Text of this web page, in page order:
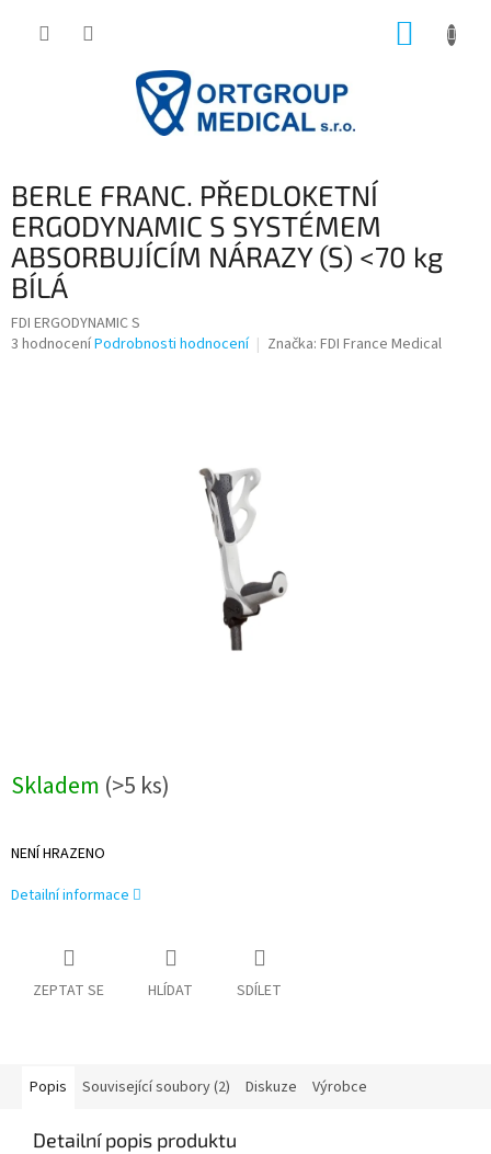
BERLE FRANC. PŘEDLOKETNÍ
ERGODYNAMIC S SYSTÉMEM
ABSORBUJÍCÍM NÁRAZY (S) <70 kg
BÍLÁ
FDI ERGODYNAMIC S
Průměrné
3 hodnoceníPodrobnosti hodnocení Značka: FDI France Medical
Skladem (>5 ks)
NENÍ HRAZENO
Detailní informace
ZEPTAT SE HLÍDAT SDÍLET
Popis Související soubory (2) Diskuze Výrobce
Detailní popis produktu